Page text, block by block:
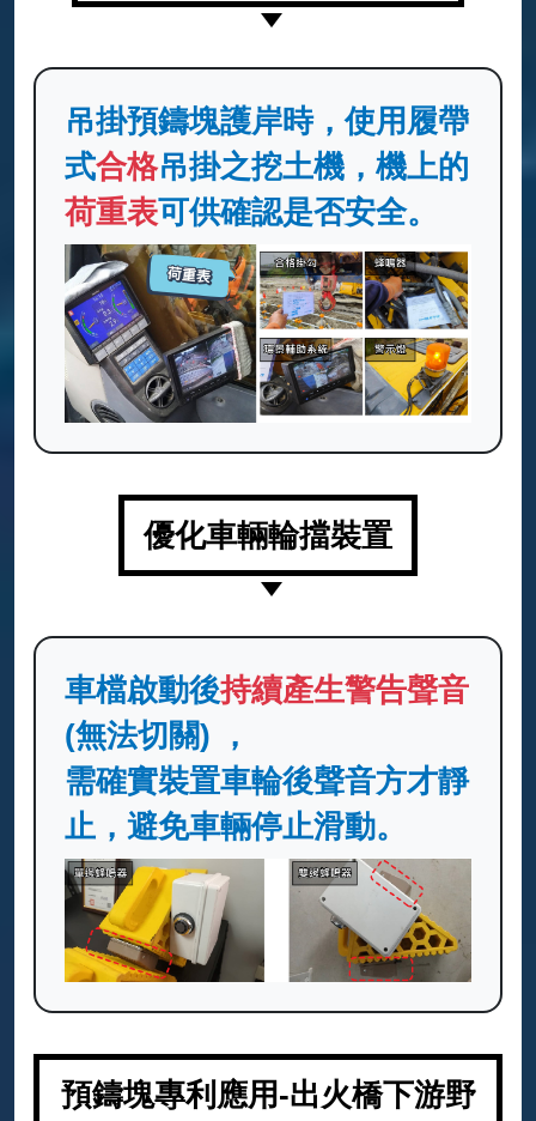
吊掛預鑄塊護岸時，使用履帶
式合格吊掛之挖土機，機上的
荷重表可供確認是否安全。
優化車輛輪擋裝置
車檔啟動後持續產生警告聲音
(無法切關) ，
需確實裝置車輪後聲音方才靜
止，避免車輛停止滑動。
預鑄塊專利應用-出火橋下游野